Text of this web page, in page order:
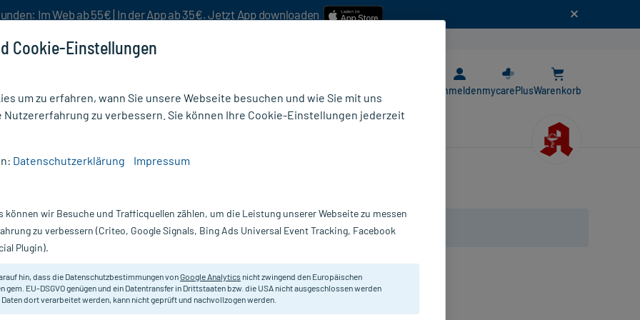
Im Web ab 55€ | In der App ab 35€. Jetzt App downloaden
AnmeldenmycarePlusWarenkorb
Nur für kurze Zeit:Gratis-Versand* ab 19€ Mindestbestellwert!
Scherenform,
Katheterklemme in Scherenform.
Inhalt:
1 St
Cookie-Einstellungen
um zu erfahren, wann Sie unsere Webseite besuchen und wie Sie mit uns
Nutzererfahrung zu verbessern. Sie können Ihre Cookie-Einstellungen jederzeit
Datenschutzerklärung Impressum
können wir Besuche und Trafficquellen zählen, um die Leistung unserer Webseite zu messen
zu verbessern (Criteo, Google Signals, Bing Ads Universal Event Tracking, Facebook
Plugin).
hin, dass die Datenschutzbestimmungen vonGoogle Analytics nicht zwingend den Europäischen
gem. EU-DSGVO genügen und ein Datentransfer in Drittstaaten bzw. die USA nicht ausgeschlossen werden
Daten dort verarbeitet werden, kann nicht geprüft und nachvollzogen werden.